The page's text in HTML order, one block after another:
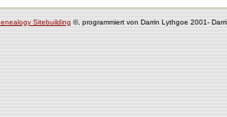
Sitebuilding©, programmiert von Darrin Lythgoe 2001-